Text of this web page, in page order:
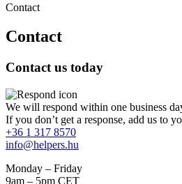
Contact
Contact
Contact us today
We will respond within one business
If you don’t get a response, add us to
+36 1 317 8570
info@helpers.hu
Monday – Friday
9am – 5pm CET